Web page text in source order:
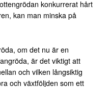
konkurrerat hårt
kan man minska på
om det nu är en
är det viktigt att
och vilken långsiktig
och växtföljden som ett